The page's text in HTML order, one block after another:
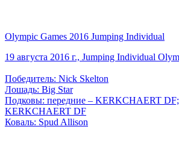
Olympic Games 2016 Jumping Individual
19 августа 2016 г., Jumping Individual
Победитель: Nick Skelton
Лошадь: Big Star
Подковы: передние – KERKCHAERT DF;
KERKCHAERT DF
Коваль: Spud Allison